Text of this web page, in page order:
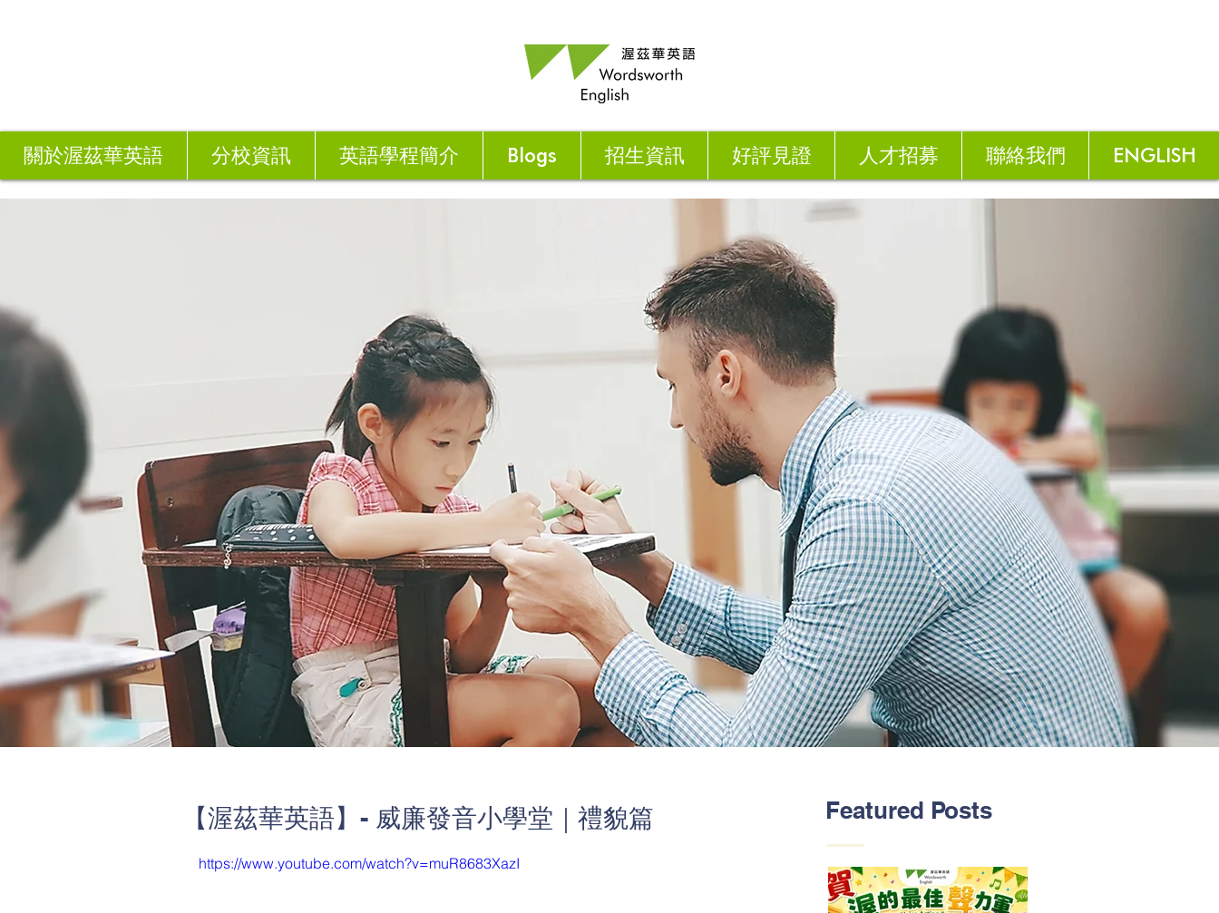
Featured Posts
【渥茲華英語】- 威廉發音小學堂｜禮貌篇
https://www.youtube.com/watch?v=muR8683XazI
關於渥茲華英語 分校資訊 英語學程簡介 Blogs 招生資訊 好評見證 人才招募 聯絡我們 ENGLISH